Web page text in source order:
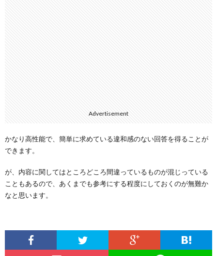
Advertisement
かなり高性能で、簡単に求めている違和感のない回答を得ることが
できます。
が、内容に関してはところどころ間違っているものが混じっている
こともあるので、あくまでも参考にする程度にしておくのが無難か
なと思います。